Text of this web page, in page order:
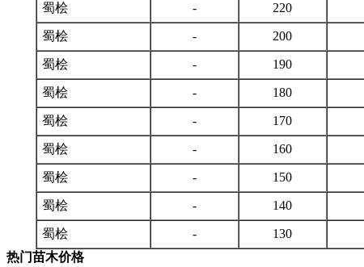
蜀桧 - 220
蜀桧 - 200
蜀桧 - 190
蜀桧 - 180
蜀桧 - 170
蜀桧 - 160
蜀桧 - 150
蜀桧 - 140
蜀桧 - 130
热门苗木价格